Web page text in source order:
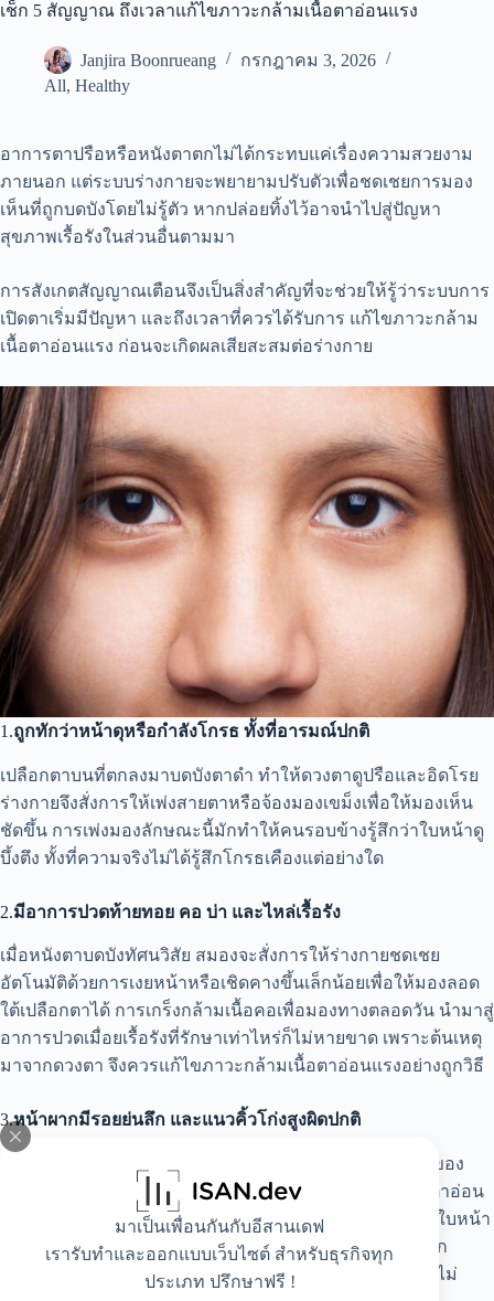
มาเป็นเพื่อนกันกับอีสานเดฟ
เรารับทำและออกแบบเว็บไซต์ สำหรับธุรกิจทุก
ประเภท ปรึกษาฟรี !
เช็ก 5 สัญญาณ ถึงเวลาแก้ไขภาวะกล้ามเนื้อตาอ่อนแรง
Janjira Boonrueang
กรกฎาคม 3, 2026
All, Healthy
อาการตาปรือหรือหนังตาตกไม่ได้กระทบแค่เรื่องความสวยงาม
ภายนอก แต่ระบบร่างกายจะพยายามปรับตัวเพื่อชดเชยการมอง
เห็นที่ถูกบดบังโดยไม่รู้ตัว หากปล่อยทิ้งไว้อาจนำไปสู่ปัญหา
สุขภาพเรื้อรังในส่วนอื่นตามมา
การสังเกตสัญญาณเตือนจึงเป็นสิ่งสำคัญที่จะช่วยให้รู้ว่าระบบการ
เปิดตาเริ่มมีปัญหา และถึงเวลาที่ควรได้รับการ แก้ไขภาวะกล้าม
เนื้อตาอ่อนแรง ก่อนจะเกิดผลเสียสะสมต่อร่างกาย
1.ถูกทักว่าหน้าดุหรือกำลังโกรธ ทั้งที่อารมณ์ปกติ
เปลือกตาบนที่ตกลงมาบดบังตาดำ ทำให้ดวงตาดูปรือและอิดโรย
ร่างกายจึงสั่งการให้เพ่งสายตาหรือจ้องมองเขม็งเพื่อให้มองเห็น
ชัดขึ้น การเพ่งมองลักษณะนี้มักทำให้คนรอบข้างรู้สึกว่าใบหน้าดู
บึ้งตึง ทั้งที่ความจริงไม่ได้รู้สึกโกรธเคืองแต่อย่างใด
2.มีอาการปวดท้ายทอย คอ บ่า และไหล่เรื้อรัง
เมื่อหนังตาบดบังทัศนวิสัย สมองจะสั่งการให้ร่างกายชดเชย
อัตโนมัติด้วยการเงยหน้าหรือเชิดคางขึ้นเล็กน้อยเพื่อให้มองลอด
ใต้เปลือกตาได้ การเกร็งกล้ามเนื้อคอเพื่อมองทางตลอดวัน นำมาสู่
อาการปวดเมื่อยเรื้อรังที่รักษาเท่าไหร่ก็ไม่หายขาด เพราะต้นเหตุ
มาจากดวงตา จึงควรแก้ไขภาวะกล้ามเนื้อตาอ่อนแรงอย่างถูกวิธี
3.หน้าผากมีรอยย่นลึก และแนวคิ้วโก่งสูงผิดปกติ
กลไกหลักที่ร่างกายใช้ช่วยดึงเปลือกตาขึ้นคือการออกแรงของ
กล้ามเนื้อหน้าผาก บ่งบอกว่าถึงเวลาแก้ไขภาวะกล้ามเนื้อตาอ่อน
แรง เพราะส่งผลให้ต้องเลิกคิ้วขึ้นตลอดเวลา สังเกตได้เวลาใบหน้า
นิ่ง คิ้วจะโก่งสูงกว่าปกติ และเกิดริ้วรอยพาดผ่านหน้าผากลึก
ชัดเจนก่อนวัยอันควร เนื่องจากกล้ามเนื้อตาทำงานหนักจนไม่